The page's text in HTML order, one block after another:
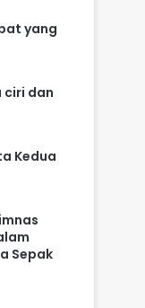
yang
ciri dan
Kedua
Sepak